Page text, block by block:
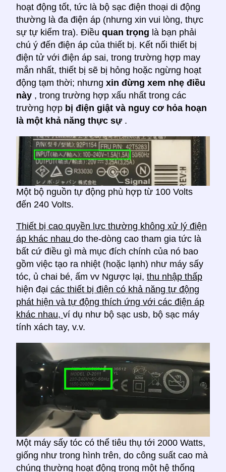
hoạt động tốt, tức là bộ sạc điện thoại di động
thường là đa điện áp (nhưng xin vui lòng, thực
sự tự kiểm tra). Điều quan trọng là bạn phải
chú ý đến điện áp của thiết bị. Kết nối thiết bị
điện tử với điện áp sai, trong trường hợp may
mắn nhất, thiết bị sẽ bị hỏng hoặc ngừng hoạt
động tạm thời; nhưng xin đừng xem nhẹ điều
này , trong trường hợp xấu nhất trong các
trường hợp bị điện giật và nguy cơ hỏa hoạn
là một khả năng thực sự .
Một bộ nguồn tự động phù hợp từ 100 Volts
đến 240 Volts.
Thiết bị cao quyền lực thường không xử lý điện
áp khác nhau do the-dòng cao tham gia tức là
bất cứ điều gì mà mục đích chính của nó bao
gồm việc tạo ra nhiệt (hoặc lạnh) như máy sấy
tóc, ủ chai bé, ấm vv Ngược lại, thu nhập thấp
hiện đại các thiết bị điện có khả năng tự động
phát hiện và tự động thích ứng với các điện áp
khác nhau, ví dụ như bộ sạc usb, bộ sạc máy
tính xách tay, v.v.
Một máy sấy tóc có thể tiêu thụ tới 2000 Watts,
giống như trong hình trên, do công suất cao mà
chúng thường hoạt động trong một hệ thống